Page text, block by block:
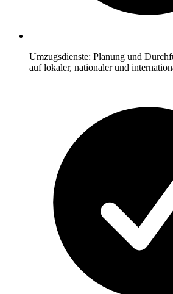
Umzugsdienste: Planung und
auf lokaler, nationaler und